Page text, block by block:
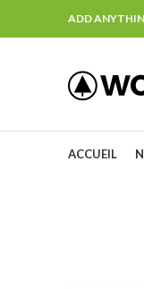
ADD
ACCUEIL